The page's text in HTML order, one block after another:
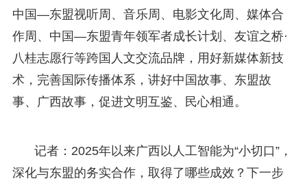
中国—东盟视听周、音乐周、电影文化周、媒体合
作周、中国—东盟青年领军者成长计划、友谊之桥·
八桂志愿行等跨国人文交流品牌，用好新媒体新技
术，完善国际传播体系，讲好中国故事、东盟故
事、广西故事，促进文明互鉴、民心相通。
记者：2025年以来广西以人工智能为“小切口”，
深化与东盟的务实合作，取得了哪些成效？下一步